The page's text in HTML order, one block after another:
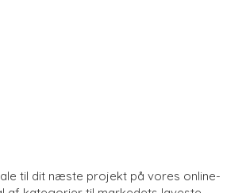
til dit næste projekt på vores online-